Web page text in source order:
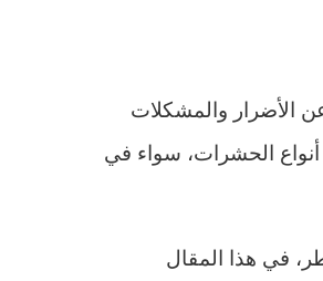
الأضرار والمشكلات
الحشرات، سواء في
في هذا المقال